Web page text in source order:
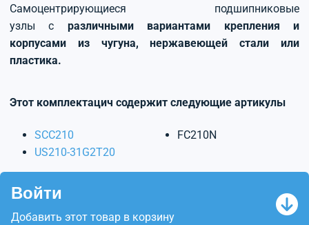
Самоцентрирующиеся подшипниковые
узлы с различными вариантами крепления и
корпусами из чугуна, нержавеющей стали или
пластика.
Этот комплектацич содержит следующие артикулы
SCC210
US210-31G2T20
FC210N
Войти
Добавить этот товар в корзину